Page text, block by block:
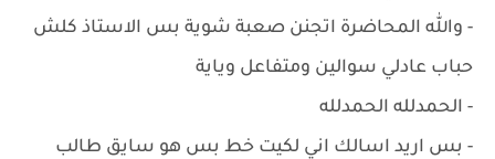
- والله المحاضرة اتجنن صعبة شوية بس الاستاذ كلش
حباب عادلي سوالين ومتفاعل وياية
- الحمدلله الحمدلله
- بس اريد اسالك اني لكيت خط بس هو سايق طالب